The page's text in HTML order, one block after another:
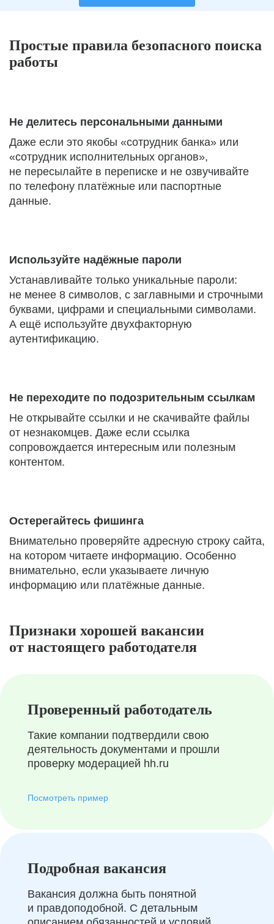
Простые правила безопасного поиска
работы
Не делитесь персональными данными
Даже если это якобы «сотрудник банка» или
«сотрудник исполнительных органов»,
не пересылайте в переписке и не озвучивайте
по телефону платёжные или паспортные
данные.
Используйте надёжные пароли
Устанавливайте только уникальные пароли:
не менее 8 символов, с заглавными и строчными
буквами, цифрами и специальными символами.
А ещё используйте двухфакторную
аутентификацию.
Не переходите по подозрительным ссылкам
Не открывайте ссылки и не скачивайте файлы
от незнакомцев. Даже если ссылка
сопровождается интересным или полезным
контентом.
Остерегайтесь фишинга
Внимательно проверяйте адресную строку сайта,
на котором читаете информацию. Особенно
внимательно, если указываете личную
информацию или платёжные данные.
Признаки хорошей вакансии
от настоящего работодателя
Проверенный работодатель
Такие компании подтвердили свою
деятельность документами и прошли
проверку модерацией hh.ru
Посмотреть пример
Подробная вакансия
Вакансия должна быть понятной
и правдоподобной. С детальным